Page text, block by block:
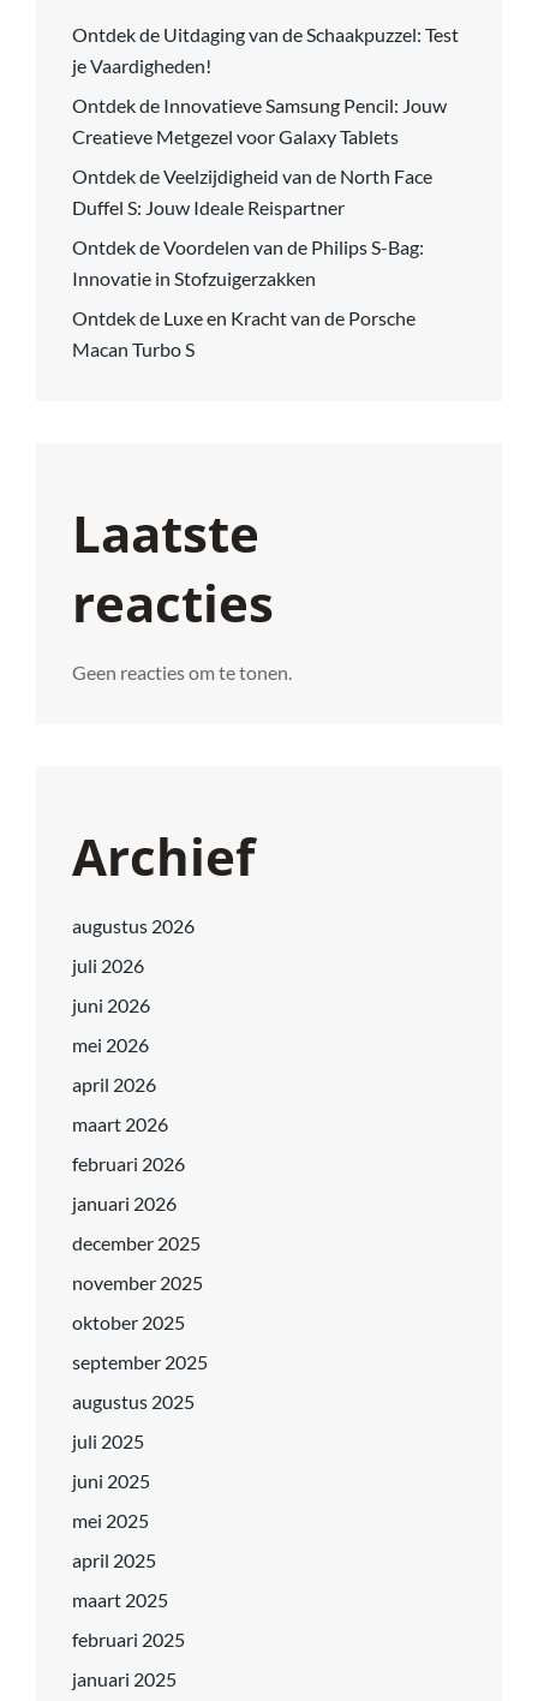
Ontdek de Uitdaging van de Schaakpuzzel: Test
je Vaardigheden!
Ontdek de Innovatieve Samsung Pencil: Jouw
Creatieve Metgezel voor Galaxy Tablets
Ontdek de Veelzijdigheid van de North Face
Duffel S: Jouw Ideale Reispartner
Ontdek de Voordelen van de Philips S-Bag:
Innovatie in Stofzuigerzakken
Ontdek de Luxe en Kracht van de Porsche
Macan Turbo S
Laatste
reacties
Geen reacties om te tonen.
Archief
augustus 2026
juli 2026
juni 2026
mei 2026
april 2026
maart 2026
februari 2026
januari 2026
december 2025
november 2025
oktober 2025
september 2025
augustus 2025
juli 2025
juni 2025
mei 2025
april 2025
maart 2025
februari 2025
januari 2025